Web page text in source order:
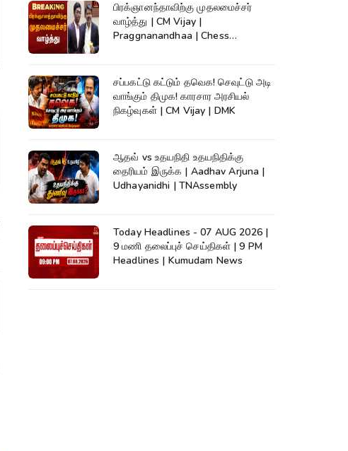
பிரக்ஞானந்தாவிற்கு முதலமைச்சர்
வாழ்த்து | CM Vijay |
Praggnanandhaa | Chess
சப்பகட்டு கட்டும் தவெக! செவுட்டு அடி
வாங்கும் திமுக! காரசார அரசியல்
நிகழ்வுகள் | CM Vijay | DMK
ஆதவ் vs உதயநிதி உதயநிதிக்கு
தைரியம் இருக்க | Aadhav Arjuna |
Udhayanidhi | TNAssembly
Today Headlines - 07 AUG 2026 |
9 மணி தலைப்புச் செய்திகள் | 9 PM
Headlines | Kumudam News